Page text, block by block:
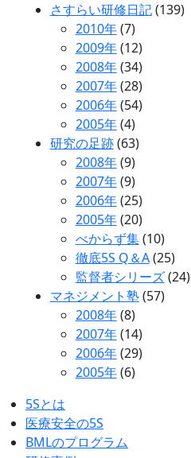
さすらい研修日記(139)
2010年(7)
2009年(12)
2008年(34)
2007年(28)
2006年(54)
2005年(4)
研究の足跡(63)
2008年(9)
2007年(9)
2006年(25)
2005年(20)
べからず集(10)
徹底5S Q＆A(25)
監督者シリーズ(24)
マネジメント塾(57)
2008年(8)
2007年(14)
2006年(29)
2005年(6)
5Sとは
医療安全の5S
BMLのプログラム